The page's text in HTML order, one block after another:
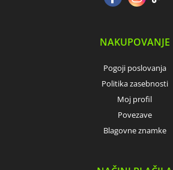
NAKUPOVANJE
Pogoji poslovanja
Politika zasebnosti
Moj profil
Povezave
Blagovne znamke